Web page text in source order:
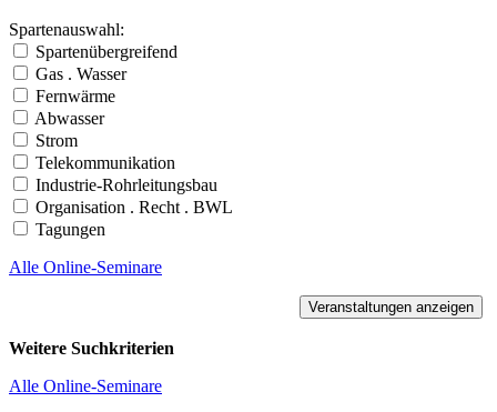
Spartenauswahl:
Spartenübergreifend
Gas . Wasser
Fernwärme
Abwasser
Strom
Telekommunikation
Industrie-Rohrleitungsbau
Organisation . Recht . BWL
Tagungen
Alle Online-Seminare
Weitere Suchkriterien
Alle Online-Seminare